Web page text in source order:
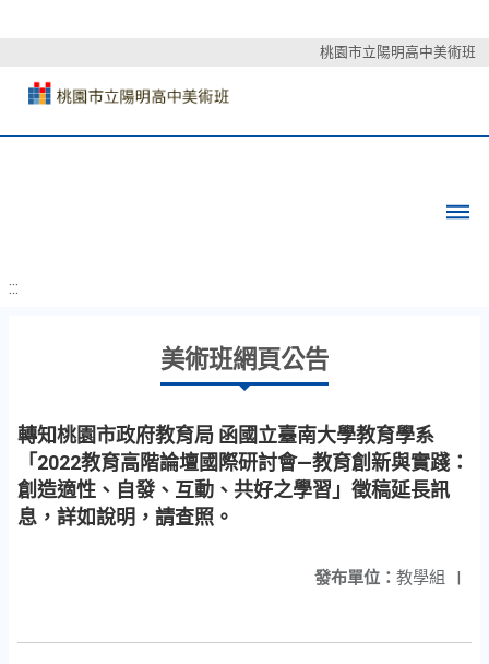
桃園市立陽明高中美術班
:::
美術班網頁公告
轉知桃園市政府教育局 函國立臺南大學教育學系
「2022教育高階論壇國際研討會—教育創新與實踐：
創造適性、自發、互動、共好之學習」徵稿延長訊
息，詳如說明，請查照。
發布單位： 教學組 |